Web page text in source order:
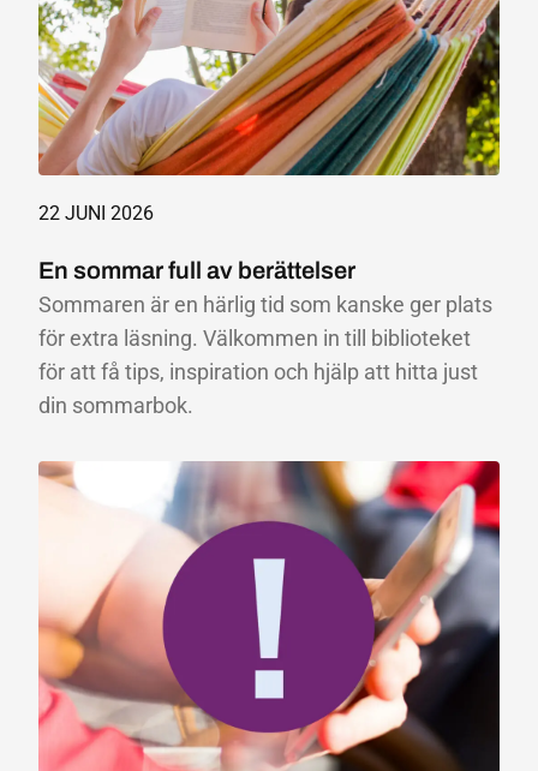
22 JUNI 2026
En sommar full av berättelser
Sommaren är en härlig tid som kanske ger plats
för extra läsning. Välkommen in till biblioteket
för att få tips, inspiration och hjälp att hitta just
din sommarbok.